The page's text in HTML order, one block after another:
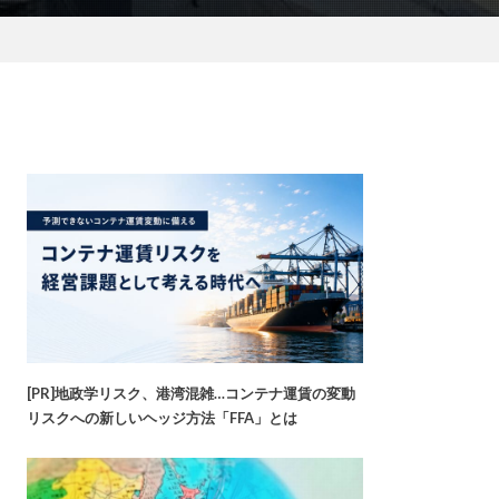
[PR]地政学リスク、港湾混雑…コンテナ運賃の変動
リスクへの新しいヘッジ方法「FFA」とは